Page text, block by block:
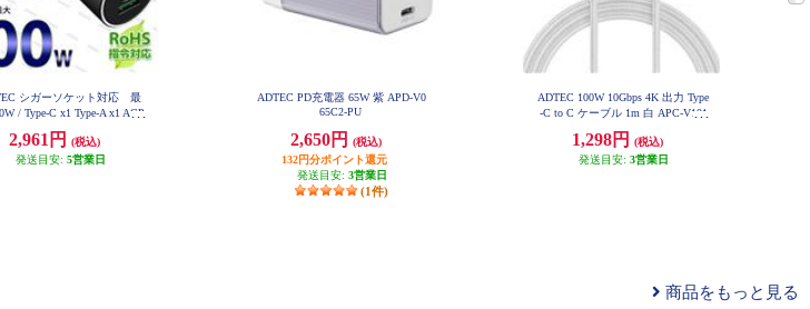
シガーソケット対応 最
/ Type-C x1 Type-A x1 ACP
2,961円
(税込)
発送目安: 5営業日
ADTEC PD充電器 65W 紫 APD-V0
65C2-PU
2,650円
(税込)
132円分ポイント還元
発送目安: 3営業日
(1件)
ADTEC 100W 10Gbps 4K 出力 Type
-C to C ケーブル 1m 白 APC-V101
1,298円
(税込)
発送目安: 3営業日
商品をもっと見る